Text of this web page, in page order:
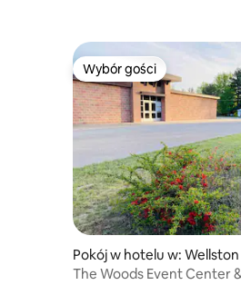
Wybór gości
Wybór gości
Pokój w hotelu w: Wellston
The Woods Event Center